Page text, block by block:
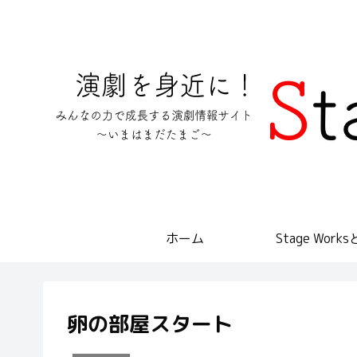
ホーム Stage Works
卵の部屋スタート